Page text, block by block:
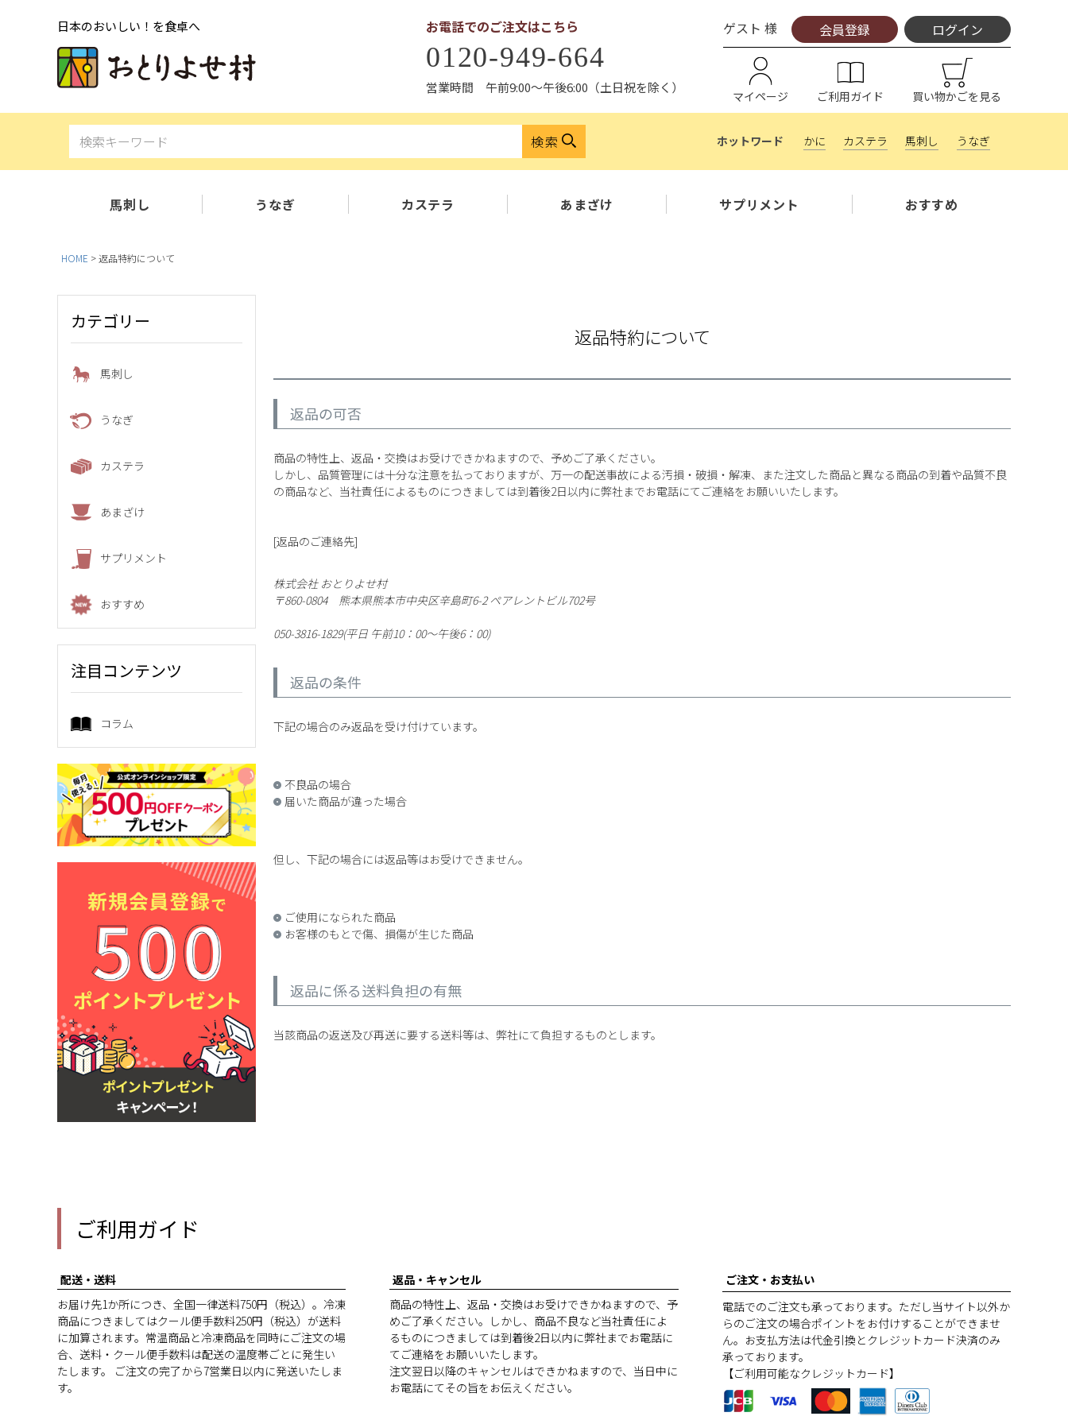
日本のおいしい！を食卓へ お電話でのご注文はこちら
0120-949-664
営業時間 午前9:00〜午後6:00（土日祝を除く）
ゲスト 様 会員登録 ログイン
マイページ ご利用ガイド 買い物かごを見る
検索 かに カステラ 馬刺し うなぎ
馬刺し うなぎ カステラ あまざけ サプリメント おすすめ
HOME 返品特約について
カテゴリー
馬刺し
うなぎ
カステラ
あまざけ
サプリメント
おすすめ
注目コンテンツ
コラム
返品特約について
返品の可否
商品の特性上、返品・交換はお受けできかねますので、予めご了承ください。
しかし、品質管理には十分な注意を払っておりますが、万一の配送事故による汚損・破損・解凍、また注文した商品と異なる商品の到着や品質不良
の商品など、当社責任によるものにつきましては到着後2日以内に弊社までお電話にてご連絡をお願いいたします。
[返品のご連絡先]
株式会社 おとりよせ村
〒860-0804 熊本県熊本市中央区辛島町6-2 ペアレントビル702号
050-3816-1829(平日 午前10：00～午後6：00)
返品の条件
下記の場合のみ返品を受け付けています。
不良品の場合
届いた商品が違った場合
但し、下記の場合には返品等はお受けできません。
ご使用になられた商品
お客様のもとで傷、損傷が生じた商品
返品に係る送料負担の有無
当該商品の返送及び再送に要する送料等は、弊社にて負担するものとします。
ご利用ガイド
配送・送料
お届け先1か所につき、全国一律送料750円（税込）。冷凍
商品につきましてはクール便手数料250円（税込）が送料
に加算されます。常温商品と冷凍商品を同時にご注文の場
合、送料・クール便手数料は配送の温度帯ごとに発生い
たします。 ご注文の完了から7営業日以内に発送いたしま
す。
返品・キャンセル
商品の特性上、返品・交換はお受けできかねますので、予
めご了承ください。しかし、商品不良など当社責任によ
るものにつきましては到着後2日以内に弊社までお電話に
てご連絡をお願いいたします。
注文翌日以降のキャンセルはできかねますので、当日中に
お電話にてその旨をお伝えください。
ご注文・お支払い
電話でのご注文も承っております。ただし当サイト以外か
らのご注文の場合ポイントをお付けすることができませ
ん。お支払方法は代金引換とクレジットカード決済のみ
承っております。
【ご利用可能なクレジットカード】